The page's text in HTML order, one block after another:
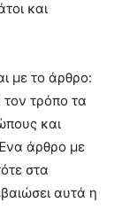
και
με το άρθρο:
τρόπο τα
και
άρθρο με
στα
αυτά η